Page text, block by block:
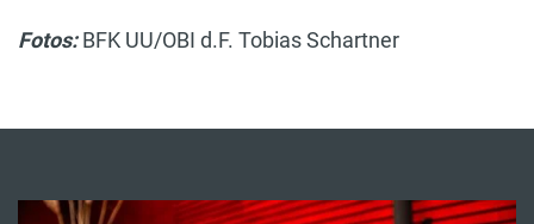
Fotos:BFK UU/OBI d.F. Tobias Schartner